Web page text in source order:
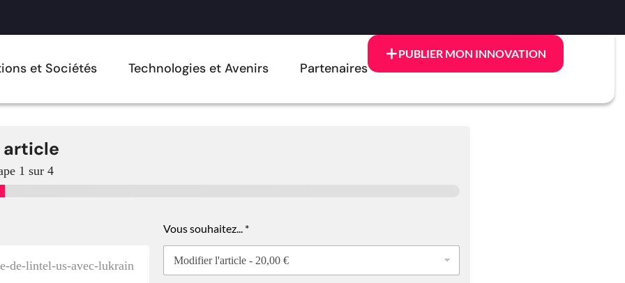
et Sociétés Technologies et Avenirs Partenaires
PUBLIER MON INNOVATION
article
1 sur 4
Vous souhaitez... *